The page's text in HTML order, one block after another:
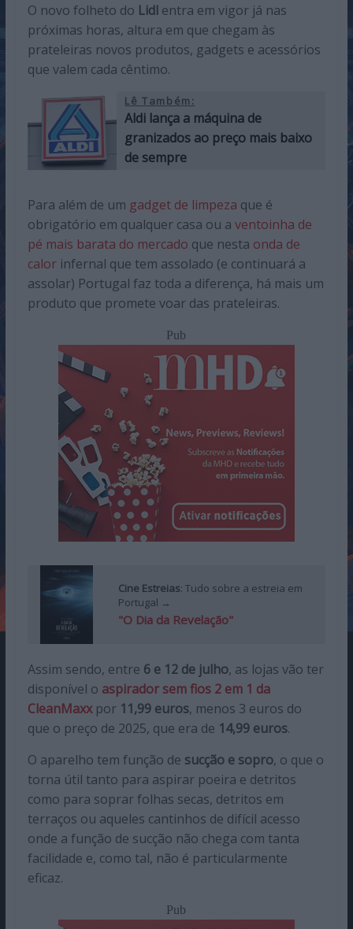
O novo folheto do Lidlentra em vigor já nas
próximas horas, altura em que chegam às
prateleiras novos produtos, gadgets e acessórios
que valem cada cêntimo.
Lê Também:
Aldi lança a máquina de
granizados ao preço mais baixo
de sempre
Para além de um gadget de limpeza que é
obrigatório em qualquer casa ou a ventoinha de
pé mais barata do mercado que nesta onda de
calorinfernal que tem assolado (e continuará a
assolar) Portugal faz toda a diferença, há mais um
produto que promete voar das prateleiras.
Pub
Cine Estreias: Tudo sobre a estreia em
Portugal →
"O Dia da Revelação"
Assim sendo, entre 6 e 12 de julho, as lojas vão ter
disponível o aspirador sem fios 2 em 1 da
CleanMaxxpor 11,99 euros, menos 3 euros do
que o preço de 2025, que era de 14,99 euros.
O aparelho tem função de sucção e sopro, o que o
torna útil tanto para aspirar poeira e detritos
como para soprar folhas secas, detritos em
terraços ou aqueles cantinhos de difícil acesso
onde a função de sucção não chega com tanta
facilidade e, como tal, não é particularmente
eficaz.
Pub